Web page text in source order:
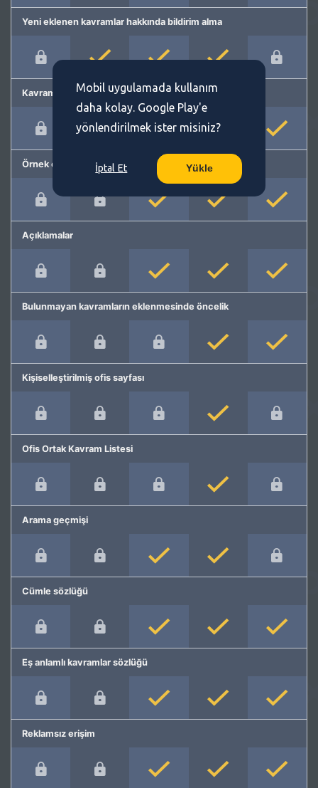
Yeni eklenen kavramlar hakkında bildirim alma
Kavram önerme
Örnek cümleler
Açıklamalar
Bulunmayan kavramların eklenmesinde öncelik
Kişiselleştirilmiş ofis sayfası
Ofis Ortak Kavram Listesi
Arama geçmişi
Cümle sözlüğü
Eş anlamlı kavramlar sözlüğü
Reklamsız erişim
Mobil uygulamada kullanım
daha kolay. Google Play'e
yönlendirilmek ister misiniz?
İptal Et Yükle